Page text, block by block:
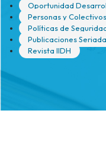
Oportunidad
Personas y Colectivos
Políticas de
Publicaciones
Revista IIDH